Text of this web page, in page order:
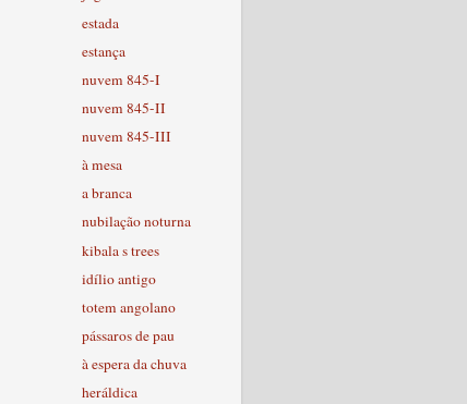
estada
estança
nuvem 845-I
nuvem 845-II
nuvem 845-III
à mesa
a branca
nubilação noturna
kibala s trees
idílio antigo
totem angolano
pássaros de pau
à espera da chuva
heráldica